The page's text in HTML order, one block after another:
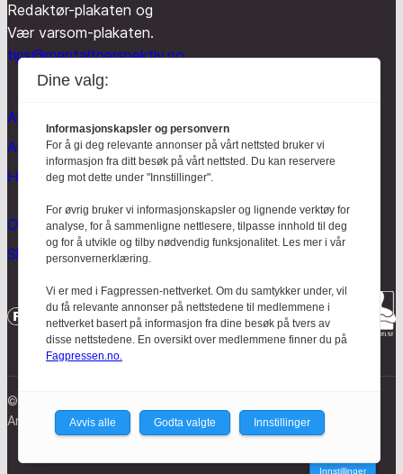
Redaktør-plakaten og
Vær varsom-plakaten.
tips@mentaltperspektiv.no
Aktuelt
Anmeldt
Hodebry
Om oss
Skrive for Hodebry
© Mentalt Perspektiv 2023
Ansvarlig redaktør:
Nanna Baldersheim
Innstillinger
Dine valg:
Informasjonskapsler og personvern
For å gi deg relevante annonser på vårt nettsted bruker vi
informasjon fra ditt besøk på vårt nettsted. Du kan reservere
deg mot dette under "Innstillinger".
For øvrig bruker vi informasjonskapsler og lignende verktøy for
analyse, for å sammenligne nettlesere, tilpasse innhold til deg
og for å utvikle og tilby nødvendig funksjonalitet. Les mer i vår
personvernerklæring.
Vi er med i Fagpressen-nettverket. Om du samtykker under, vil
du få relevante annonser på nettstedene til medlemmene i
nettverket basert på informasjon fra dine besøk på tvers av
disse nettstedene. En oversikt over medlemmene finner du på
Fagpressen.no.
Avvis alle Godta valgte Innstillinger